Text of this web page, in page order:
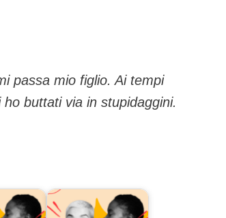
passa mio figlio. Ai tempi
buttati via in stupidaggini.